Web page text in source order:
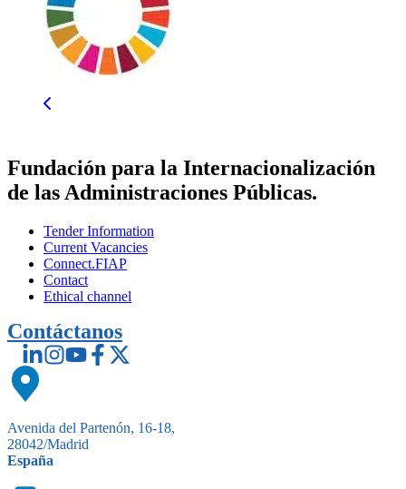
Fundación para la Internacionalización
de las Administraciones Públicas.
Tender Information
Current Vacancies
Connect.FIAP
Contact
Ethical channel
Contáctanos
Avenida del Partenón, 16-18,
28042/Madrid
España